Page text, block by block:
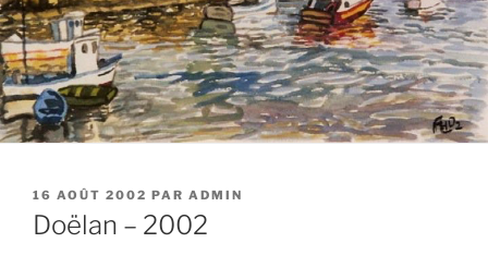
PUBLIÉ
LE
16 AOÛT 2002 PAR ADMIN
Doëlan – 2002